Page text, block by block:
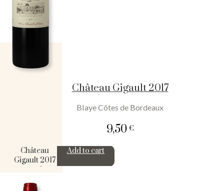
Château Gigault 2017
Blaye Côtes de Bordeaux
9,50€
Château
Gigault 2017
Add to cart